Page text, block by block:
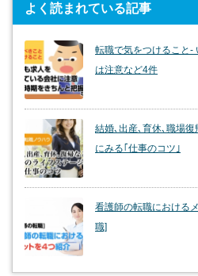
よく読まれている記事
転職で気をつけること-
は注意など4件
結婚､出産､育休､職場
にみる｢仕事のコツ｣
看護師の転職における
職]